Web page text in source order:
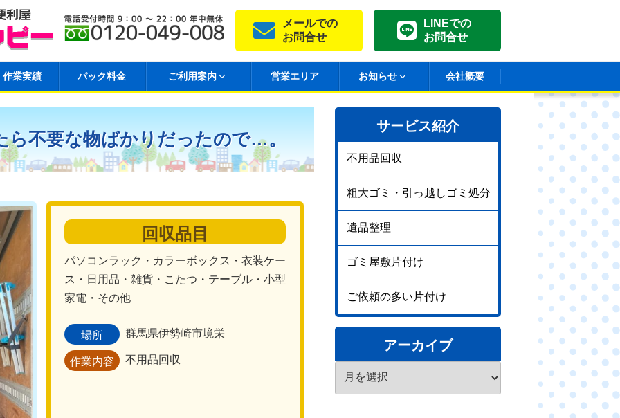
メールでの
お問合せ
LINEでの
お問合せ
作業実績 パック料金 ご利用案内 営業エリア お知らせ 会社概要
ら不要な物ばかりだったので…。
回収品目
パソコンラック・カラーボックス・衣装ケー
ス・日用品・雑貨・こたつ・テーブル・小型
家電・その他
場所 群馬県伊勢崎市境栄
作業内容 不用品回収
サービス紹介
不用品回収
粗大ゴミ・引っ越しゴミ処分
遺品整理
ゴミ屋敷片付け
ご依頼の多い片付け
アーカイブ